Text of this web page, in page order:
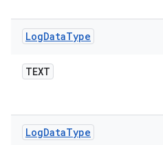
LogDataType
TEXT
LogDataType